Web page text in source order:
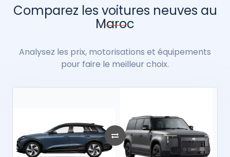
Comparez les voitures neuves au
Maroc
Analysez les prix, motorisations et équipements
pour faire le meilleur choix.